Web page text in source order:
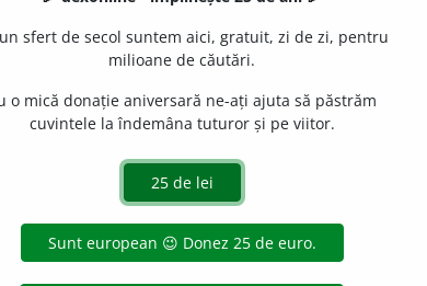
stă,pl.antiistoriste
sfert de secol suntem aici, gratuit, zi de zi, pentru
milioane de căutări.
o mică donație aniversară ne-ați ajuta să păstrăm
cuvintele la îndemâna tuturor și pe viitor.